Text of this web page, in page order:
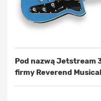
Pod nazwą Jetstream
firmy Reverend